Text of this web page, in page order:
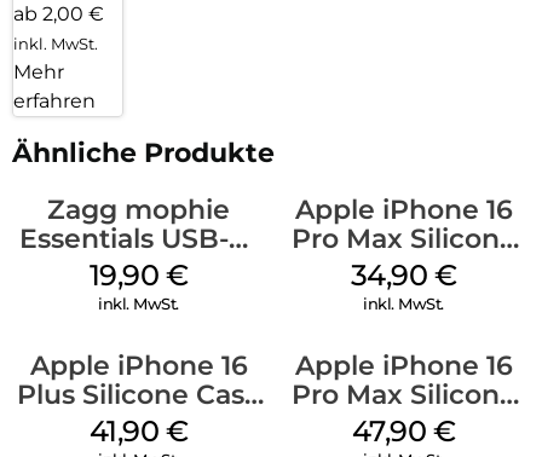
ab 2,00 €
inkl. MwSt.
Mehr
erfahren
Ähnliche Produkte
Zagg mophie
Essentials USB-C-
20W Charger PD
Weiß
19,90 €
inkl. MwSt.
Apple iPhone 16
Pro Max Silicone
Case MagSafe
Denim
34,90 €
inkl. MwSt.
Apple iPhone 16
Plus Silicone Case
MagSafe Stone
41,90 €
Apple iPhone 16
Pro Max Silicone
Case MagSafe
47,90 €